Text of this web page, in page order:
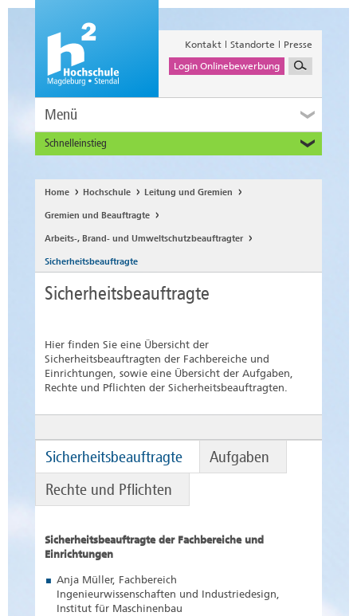
Kontakt Standorte
Presse
Login Onlinebewerbung
Menü
Schnelleinstieg
Alumni
Unternehmen und Institutionen
International
Home Hochschule Leitung und Gremien
Gremien und Beauftragte
Arbeits-, Brand- und Umweltschutzbeauftragter
Sicherheitsbeauftragte
Sicherheitsbeauftragte
Hier finden Sie eine Übersicht der
Sicherheitsbeauftragten der Fachbereiche und
Einrichtungen, sowie eine Übersicht der Aufgaben,
Rechte und Pflichten der Sicherheitsbeauftragten.
Sicherheitsbeauftragte
Aufgaben
Rechte und Pflichten
Sicherheitsbeauftragte der Fachbereiche und
Einrichtungen
Anja Müller, Fachbereich
Ingenieurwissenschaften und Industriedesign,
Institut für Maschinenbau